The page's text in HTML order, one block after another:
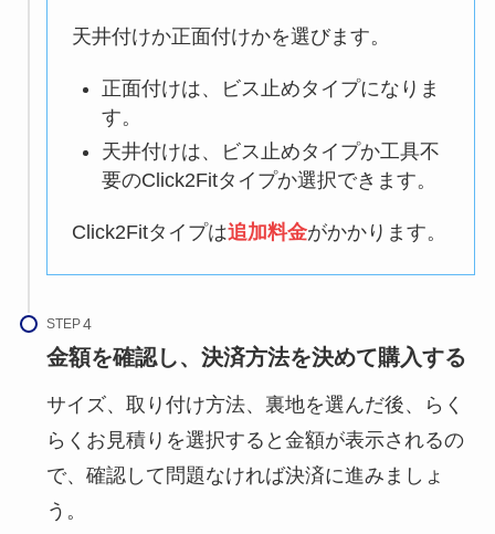
天井付けか正面付けかを選びます。
正面付けは、ビス止めタイプになりま
す。
天井付けは、ビス止めタイプか工具不
要のClick2Fitタイプか選択できます。
Click2Fitタイプは追加料金がかかります。
STEP
金額を確認し、決済方法を決めて購入する
サイズ、取り付け方法、裏地を選んだ後、らく
らくお見積りを選択すると金額が表示されるの
で、確認して問題なければ決済に進みましょ
う。